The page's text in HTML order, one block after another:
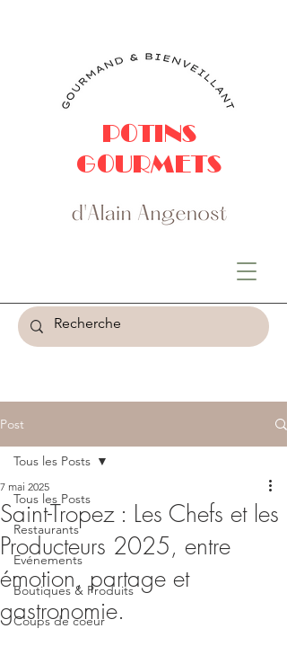
POTINS
GOURMETS
Post
Tous les Posts
Restaurants
Evénements
Boutiques & Produits
Coups de coeur
Tous les Posts
Saint-Tropez : Les Chefs et les
Producteurs 2025, entre
émotion, partage et
gastronomie.
7 mai 2025